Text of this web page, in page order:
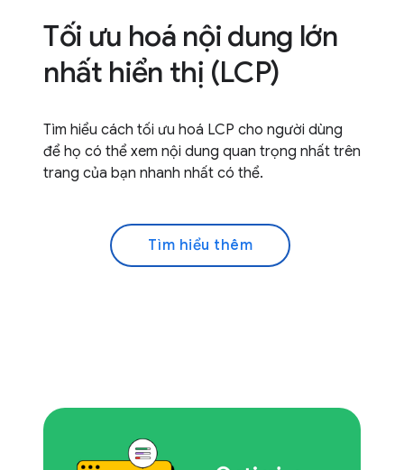
Tối ưu hoá nội dung lớn
nhất hiển thị (LCP)
Tìm hiểu cách tối ưu hoá LCP cho người dùng
để họ có thể xem nội dung quan trọng nhất trên
trang của bạn nhanh nhất có thể.
Tìm hiểu thêm